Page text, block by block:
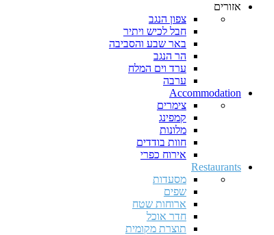
אזורים
צפון הנגב
חבל לכיש ויתיר
באר שבע והסביבה
הר הנגב
ערד וים המלח
ערבה
Accommodation
צימרים
קמפינג
מלונות
חוות בודדים
אירוח כפרי
Restaurants
מסעדות
שפים
ארוחות שטח
חדר אוכל
תוצרת מקומית